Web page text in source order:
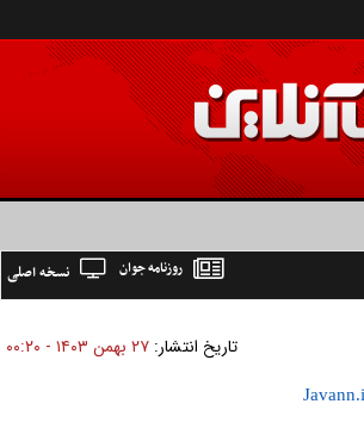
نسخه اصلی روزنامه جوان
تاریخ انتشار: ۲۷ بهمن ۱۴۰۳ - ۰۰:۲۰